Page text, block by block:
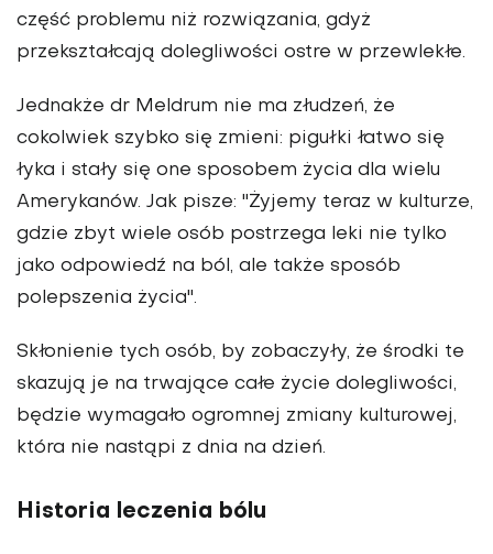
część problemu niż rozwiązania, gdyż
przekształcają dolegliwości ostre w przewlekłe.
Jednakże dr Meldrum nie ma złudzeń, że
cokolwiek szybko się zmieni: pigułki łatwo się
łyka i stały się one sposobem życia dla wielu
Amerykanów. Jak pisze: "Żyjemy teraz w kulturze,
gdzie zbyt wiele osób postrzega leki nie tylko
jako odpowiedź na ból, ale także sposób
polepszenia życia".
Skłonienie tych osób, by zobaczyły, że środki te
skazują je na trwające całe życie dolegliwości,
będzie wymagało ogromnej zmiany kulturowej,
która nie nastąpi z dnia na dzień.
Historia leczenia bólu